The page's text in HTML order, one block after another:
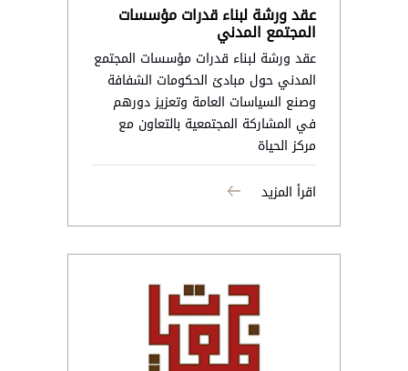
عقد ورشة لبناء قدرات مؤسسات
المجتمع المدني
عقد ورشة لبناء قدرات مؤسسات المجتمع
المدني حول مبادئ الحكومات الشفافة
وصنع السياسات العامة وتعزيز دورهم
في المشاركة المجتمعية بالتعاون مع
مركز الحياة
اقرأ المزيد